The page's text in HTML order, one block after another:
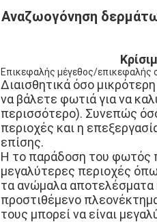
Αναζωογόνηση
Επικεφαλής μέγεθος/επικεφαλής
Διαισθητικά όσο
να βάλετε φωτιά για να
περισσότερο). Συνεπώς
περιοχές και η
επίσης.
Η το παράδοση του φωτός
μεγαλύτερες περιοχές
τα ανώμαλα αποτελέσματα
προστιθέμενο
τους μπορεί να είναι